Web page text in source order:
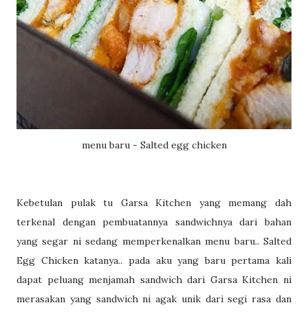
menu baru - Salted egg chicken
Kebetulan pulak tu Garsa Kitchen yang memang dah
terkenal dengan pembuatannya sandwichnya dari bahan
yang segar ni sedang memperkenalkan menu baru.. Salted
Egg Chicken katanya.. pada aku yang baru pertama kali
dapat peluang menjamah sandwich dari Garsa Kitchen ni
merasakan yang sandwich ni agak unik dari segi rasa dan